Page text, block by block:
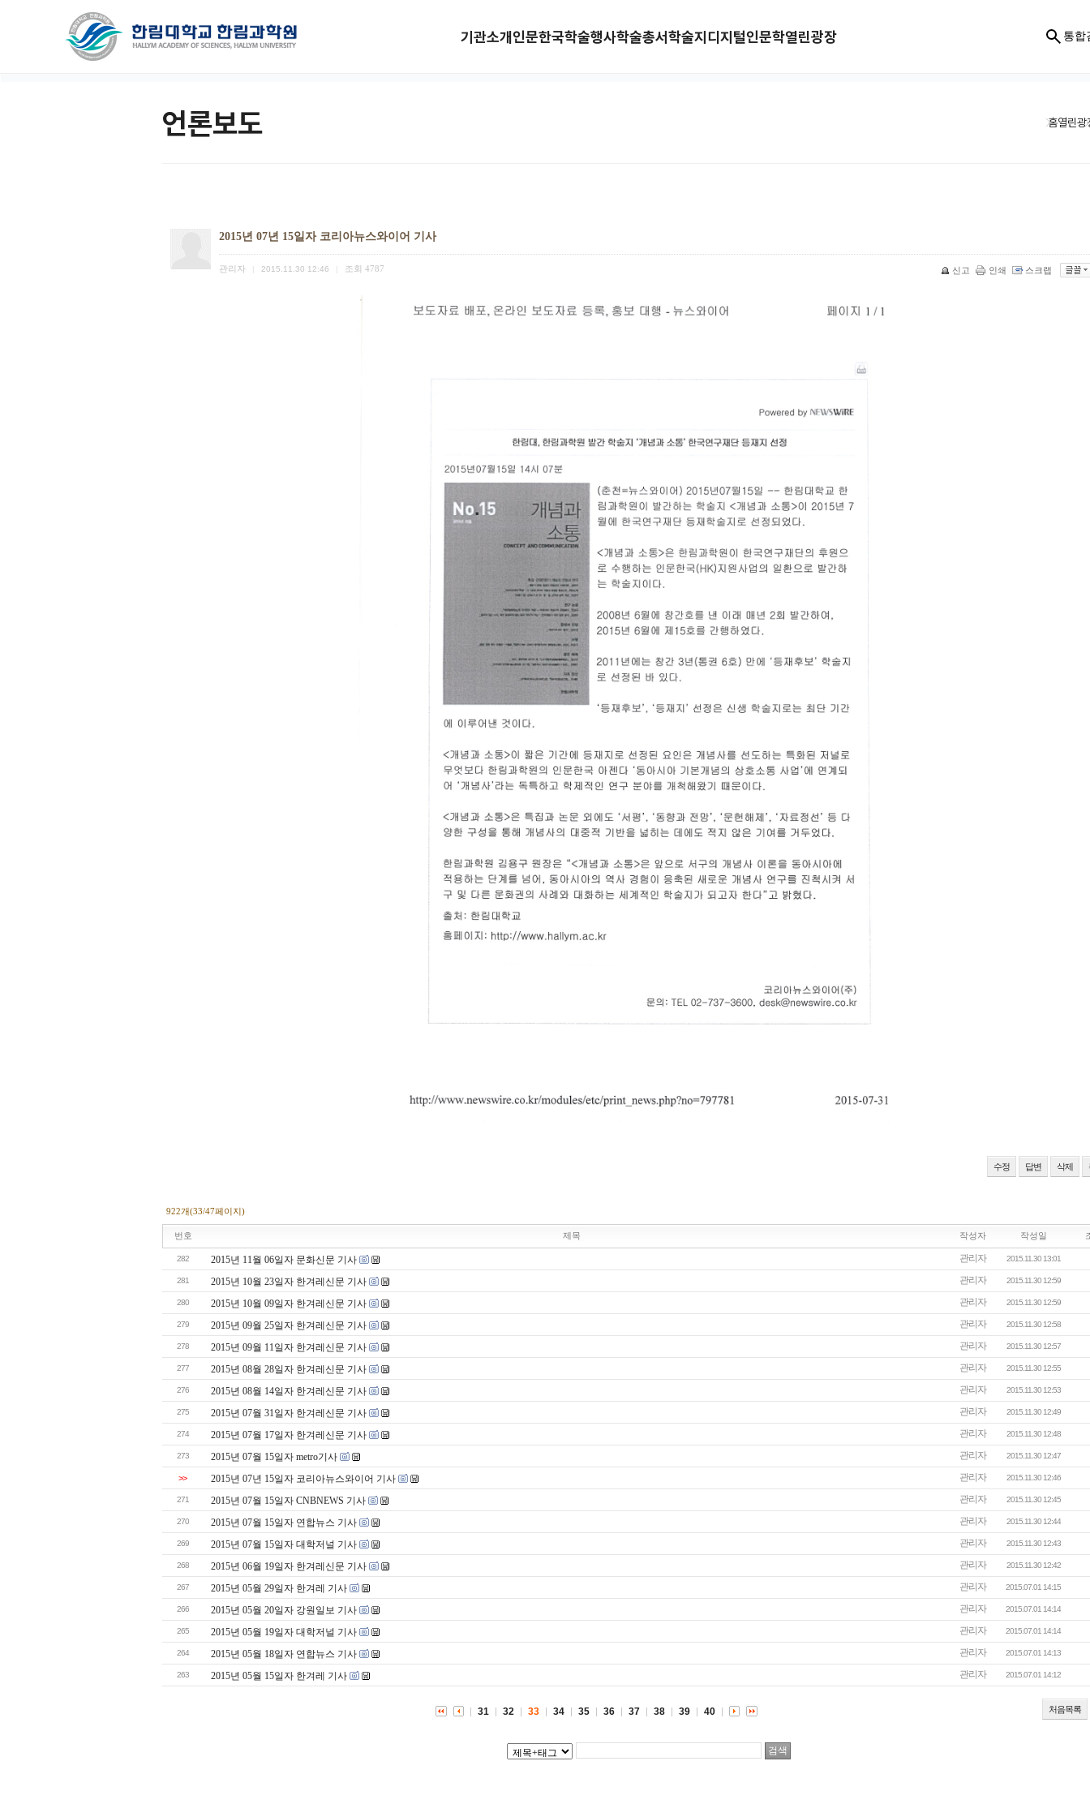
기관소개인문한국학술행사학술총서학술지디지털인문학열린광장 통합
언론보도 홈열린광
2015년 07년 15일자 코리아뉴스와이어 기사
관리자 2015.11.30 12:46 조회 4787 신고 인쇄 스크랩
수정 답변 삭제
922개(33/47페이지)
번호 제목 작성자 작성일
282 2015년 11월 06일자 문화신문 기사 관리자 2015.11.30 13:01
281 2015년 10월 23일자 한겨레신문 기사 관리자 2015.11.30 12:59
280 2015년 10월 09일자 한겨레신문 기사 관리자 2015.11.30 12:59
279 2015년 09월 25일자 한겨레신문 기사 관리자 2015.11.30 12:58
278 2015년 09월 11일자 한겨레신문 기사 관리자 2015.11.30 12:57
277 2015년 08월 28일자 한겨레신문 기사 관리자 2015.11.30 12:55
276 2015년 08월 14일자 한겨레신문 기사 관리자 2015.11.30 12:53
275 2015년 07월 31일자 한겨레신문 기사 관리자 2015.11.30 12:49
274 2015년 07월 17일자 한겨레신문 기사 관리자 2015.11.30 12:48
273 2015년 07월 15일자 metro기사 관리자 2015.11.30 12:47
>> 2015년 07년 15일자 코리아뉴스와이어 기사 관리자 2015.11.30 12:46
271 2015년 07월 15일자 CNBNEWS 기사 관리자 2015.11.30 12:45
270 2015년 07월 15일자 연합뉴스 기사 관리자 2015.11.30 12:44
269 2015년 07월 15일자 대학저널 기사 관리자 2015.11.30 12:43
268 2015년 06월 19일자 한겨레신문 기사 관리자 2015.11.30 12:42
267 2015년 05월 29일자 한겨레 기사 관리자 2015.07.01 14:15
266 2015년 05월 20일자 강원일보 기사 관리자 2015.07.01 14:14
265 2015년 05월 19일자 대학저널 기사 관리자 2015.07.01 14:14
264 2015년 05월 18일자 연합뉴스 기사 관리자 2015.07.01 14:13
263 2015년 05월 15일자 한겨레 기사 관리자 2015.07.01 14:12
처음목록
31 32 33 34 35 36 37 38 39 40